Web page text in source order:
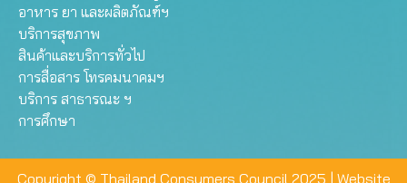
อาหาร ยา และผลิตภัณฑ์ฯ
บริการสุขภาพ
สินค้าและบริการทั่วไป
การสื่อสาร โทรคมนาคมฯ
บริการ สาธารณะ ฯ
การศึกษา
Copyright © Thailand Consumers Council 2025 | Website